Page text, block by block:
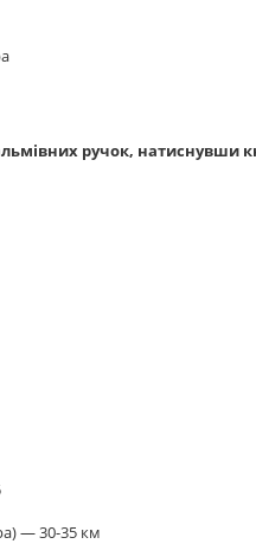
ручок, натиснувши
— 30-35 км